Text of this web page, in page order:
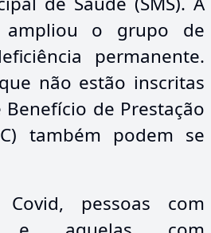
ampliou o grupo de
permanente.
não estão inscritas
de Prestação
também podem se
pessoas com